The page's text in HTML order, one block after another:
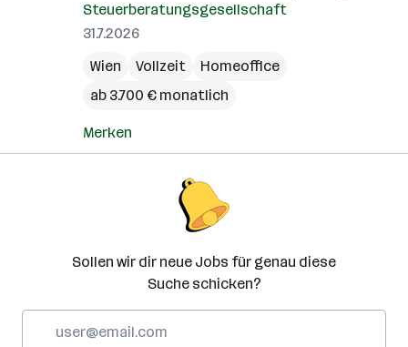
Steuerberatungsgesellschaft
31.7.2026
Wien
Vollzeit
Homeoffice
ab 3.700 € monatlich
Merken
Sollen wir dir neue Jobs für genau diese
Suche schicken?